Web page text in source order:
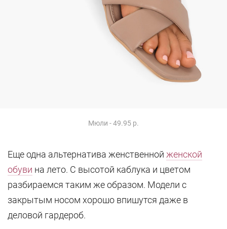
Мюли - 49.95 р.
Еще одна альтернатива женственной женской
обуви на лето. С высотой каблука и цветом
разбираемся таким же образом. Модели с
закрытым носом хорошо впишутся даже в
деловой гардероб.